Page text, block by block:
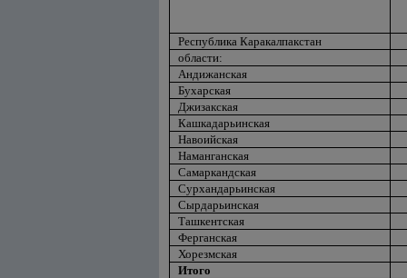
Республика Каракалпакстан
области:
Андижанская
Бухарская
Джизакская
Кашкадарьинская
Навоийская
Наманганская
Самаркандская
Сурхандарьинская
Сырдарьинская
Ташкентская
Ферганская
Хорезмская
Итого